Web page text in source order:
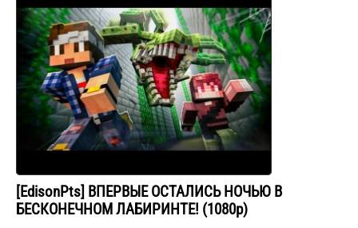
[EdisonPts] ВПЕРВЫЕ ОСТАЛИСЬ НОЧЬЮ В
БЕСКОНЕЧНОМ ЛАБИРИНТЕ! (1080p)